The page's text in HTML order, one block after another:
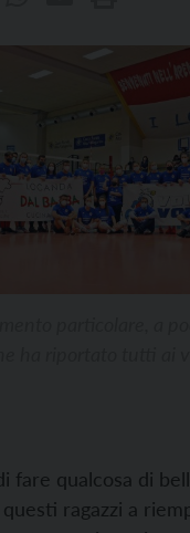
fare qualcosa di
ragazzi a